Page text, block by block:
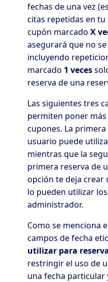
fechas de una vez
citas repetidas en tu
cupón marcado X
asegurará que no
incluyendo
marcado 1 veces
reserva de una
Las siguientes tres
permiten poner
cupones. La
usuario puede
mientras que la
primera reserva de
opción te deja crear
lo pueden utilizar
administrador.
Como se menciona
campos de fecha
utilizar para
restringir el uso de
una fecha